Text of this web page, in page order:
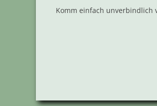
Komm einfach unverbindlich